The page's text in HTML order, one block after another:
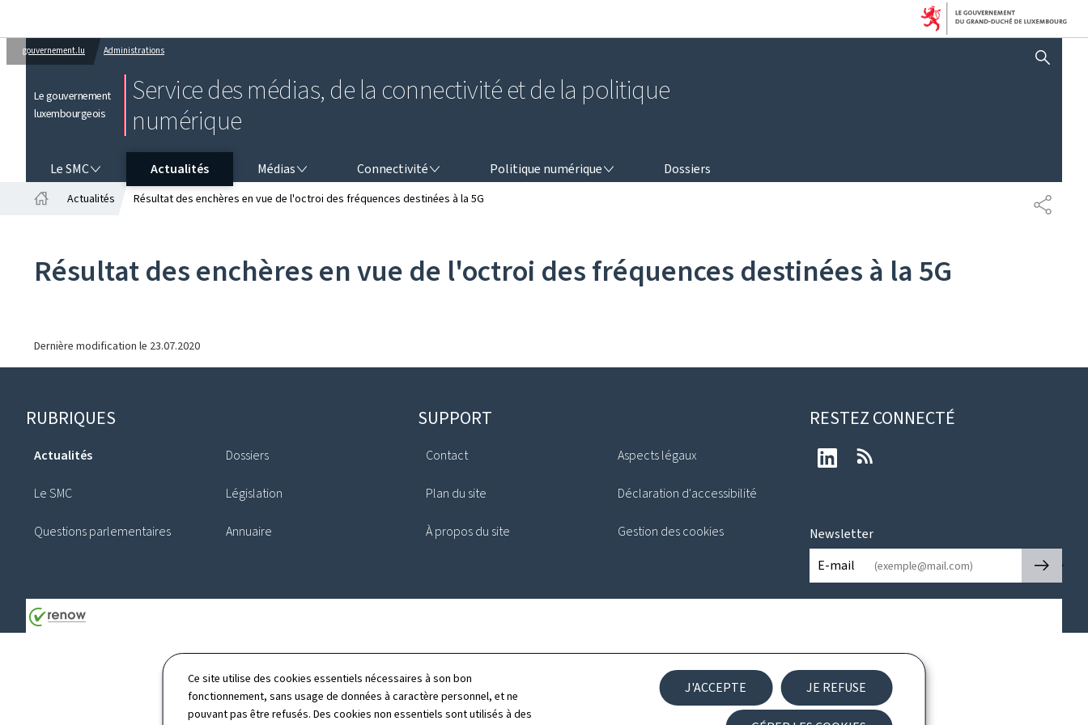
Ce site utilise des cookies essentiels nécessaires à son bon
fonctionnement, sans usage de données à caractère personnel, et ne
pouvant pas être refusés. Des cookies non essentiels sont utilisés à des
J'ACCEPTE JE REFUSE
gouvernement.lu Administrations
Le gouvernement
luxembourgeois
Service des médias, de la connectivité et de la politique
numérique
AFFICHER / MASQUER
Le SMC Actualités Médias
MÉDIAS
Connectivité
CONNECTIVITÉ
Politique numérique
Dossiers
Actualités Résultat des enchères en vue de l'octroi des fréquences destinées à la 5G
Résultat des enchères en vue de l'octroi des fréquences destinées à la 5G
Dernière modification le 23.07.2020
Pied
de
RUBRIQUES
Actualités
Le SMC
Questions parlementaires
Dossiers
Législation
Annuaire
SUPPORT
Contact
Plan du site
À propos du site
Aspects légaux
Déclaration d'accessibilité
Gestion des cookies
RESTEZ CONNECTÉ
LinkedIn
Newsletter
E-mail
🡒